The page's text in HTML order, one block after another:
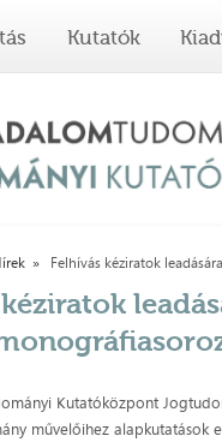
Kutatók
Felhívás kéziratok
Kutatóközpont
művelőihez